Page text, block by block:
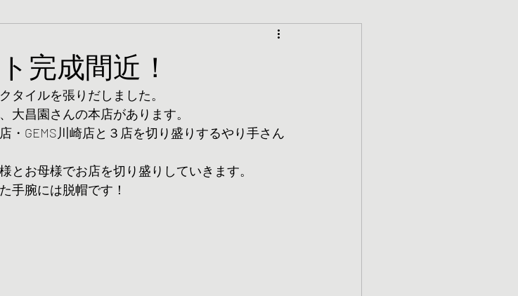
完成間近！
タイルを張りだしました。
大昌園さんの本店があります。
・GEMS川崎店と３店を切り盛りするやり手さん
とお母様でお店を切り盛りしていきます。
手腕には脱帽です！